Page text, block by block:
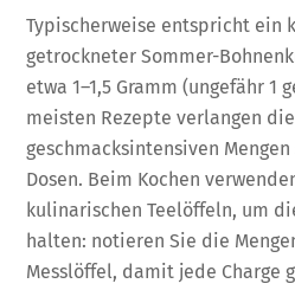
Typischerweise entspricht ein
getrockneter Sommer-
etwa 1–1,5 Gramm (ungefähr 1
meisten Rezepte verlangen
geschmacksintensiven
Dosen. Beim Kochen
kulinarischen Teelöffeln, um
halten: notieren Sie die
Messlöffel, damit jede Charge